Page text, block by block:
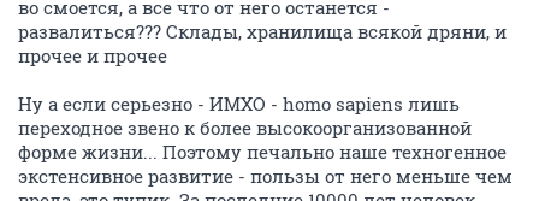
во смоется, а все что от него останется -
развалиться??? Склады, хранилища всякой дряни, и
прочее и прочее
Ну а если серьезно - ИМХО - homo sapiens лишь
переходное звено к более высокоорганизованной
форме жизни... Поэтому печально наше техногенное
экстенсивное развитие - пользы от него меньше чем